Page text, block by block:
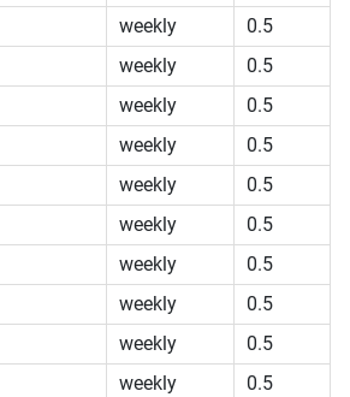
weekly
0.5
weekly
0.5
weekly
0.5
weekly
0.5
weekly
0.5
weekly
0.5
weekly
0.5
weekly
0.5
weekly
0.5
weekly 0.5